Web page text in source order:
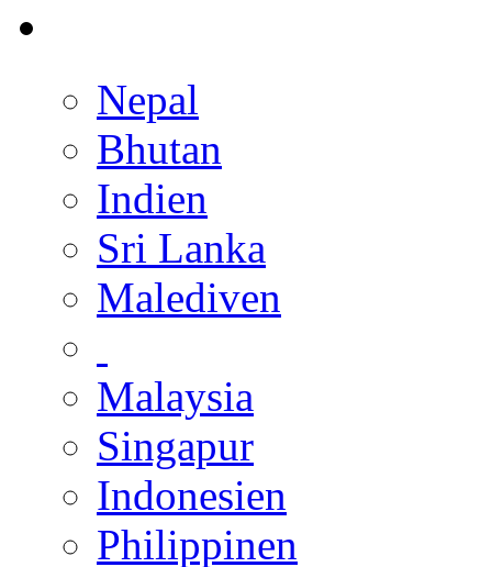
Nepal
Bhutan
Indien
Sri Lanka
Malediven
Malaysia
Singapur
Indonesien
Philippinen